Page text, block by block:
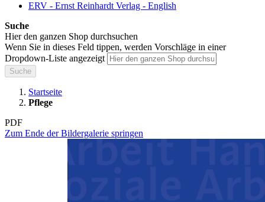
ERV - Ernst Reinhardt Verlag - English
Suche
Hier den ganzen Shop durchsuchen
Wenn Sie in dieses Feld tippen, werden Vorschläge in einer
Dropdown-Liste angezeigt
Suche
Startseite
Pflege
PDF
Zum Ende der Bildergalerie springen